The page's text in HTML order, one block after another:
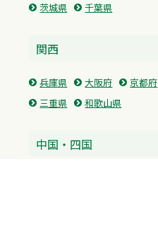
茨城県
千葉県
関西
兵庫県 大阪府 京都府
三重県
和歌山県
中国・四国